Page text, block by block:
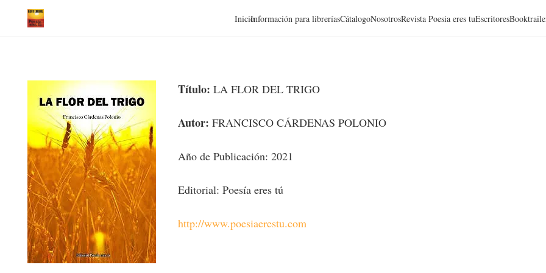
InicioInformación para libreríasCátalogoNosotrosRevista Poesia eres tuEscritores
Título: LA FLOR DEL TRIGO
Autor: FRANCISCO CÁRDENAS POLONIO
Año de Publicación: 2021
Editorial: Poesía eres tú
http://www.poesiaerestu.com